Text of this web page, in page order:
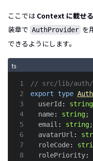
ここでは Context に載せ
装章で AuthProvider を
できるようにします。
ts
1
// src/lib/auth/
2
export type
3
  userId
: string
4
  name
: string;
5
  email
: string;
6
  avatarUrl
:
7
  roleCode
:
8
  rolePriority
: